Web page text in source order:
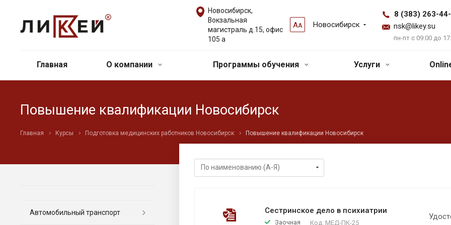
АА Новосибирск
8 (383) 263-
nsk@likey.su
пн-пт с 09:00 до
Новосибирск,
Вокзальная
магистраль д.15, офис
105 а
Главная О компании Программы обучения Услуги
Повышение квалификации Новосибирск
Главная Курсы Подготовка медицинских работников Новосибирск Повышение квалификации Новосибирск
Сестринское дело в психиатрии
Заочная Код: МЕД-ПК-25
Автомобильный транспорт